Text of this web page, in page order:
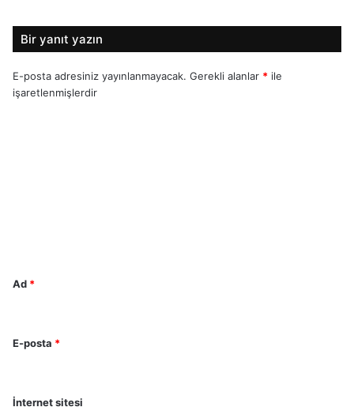
Bir yanıt yazın
E-posta adresiniz yayınlanmayacak. Gerekli alanlar * ile
işaretlenmişlerdir
Ad *
E-posta *
İnternet sitesi